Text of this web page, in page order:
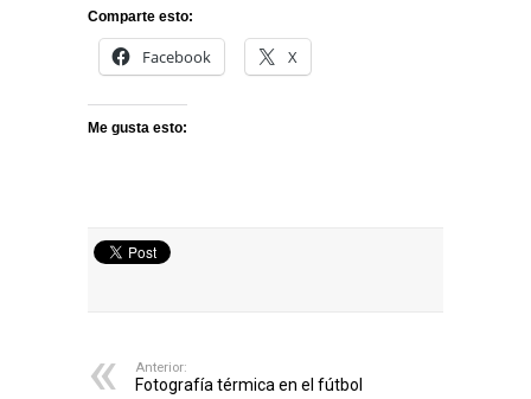
Comparte esto:
Facebook X
Me gusta esto:
Anterior:
Fotografía térmica en el fútbol